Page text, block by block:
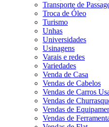
Transporte de
Troca de Óleo
Turismo
Unhas
Universidades
Usinagens
Varais e redes
Variedades
Venda de Casa
Vendas de Cabelos
Vendas de Carros
Vendas de
Vendas de
Vendas de